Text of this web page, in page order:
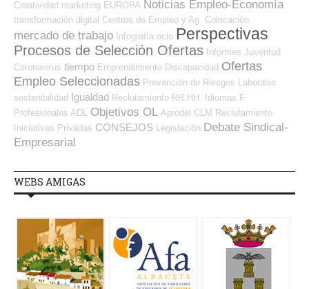
Creatividad marketing EUROPA Noticias Empleo-Economía
transformación digital Centros de Empleo y Ag. Colocación
mercado de trabajo Infografía ocio Perspectivas
Procesos de Selección Ofertas Informes Juventud
Coronavirus tiempo Emprendimiento Discapacidad Ofertas
Empleo Seleccionadas Prevención de Riesgos Laborales
sostenibilidad Igualdad Reclutamiento RR.HH. Idiomas F
Profesionales ADL
Objetivos OL Aprodel CLM Reclutamiento
Iniciativas Privadas CONSEJOS Legislación Debate Sindical-
Empresarial
WEBS AMIGAS